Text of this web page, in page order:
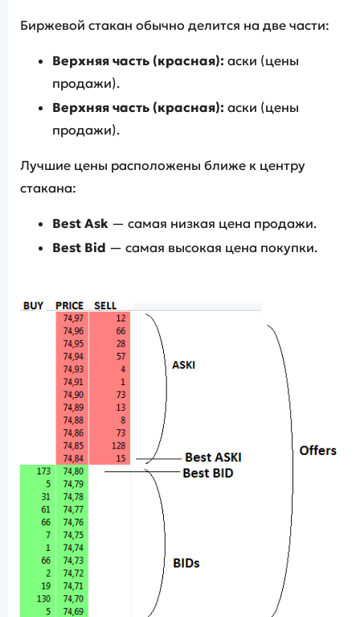
Биржевой стакан обычно делится на две части:
Верхняя часть (красная): аски (цены
продажи).
Верхняя часть (красная): аски (цены
продажи).
Лучшие цены расположены ближе к центру
стакана:
Best Ask — самая низкая цена продажи.
Best Bid — самая высокая цена покупки.